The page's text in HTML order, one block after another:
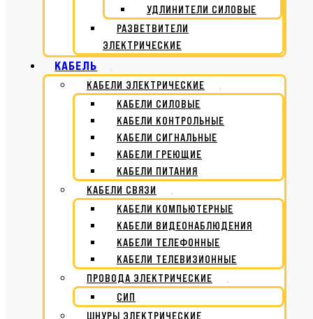
УДЛИНИТЕЛИ СИЛОВЫЕ
РАЗВЕТВИТЕЛИ
ЭЛЕКТРИЧЕСКИЕ
КАБЕЛЬ
КАБЕЛИ ЭЛЕКТРИЧЕСКИЕ
КАБЕЛИ СИЛОВЫЕ
КАБЕЛИ КОНТРОЛЬНЫЕ
КАБЕЛИ СИГНАЛЬНЫЕ
КАБЕЛИ ГРЕЮЩИЕ
КАБЕЛИ ПИТАНИЯ
КАБЕЛИ СВЯЗИ
КАБЕЛИ КОМПЬЮТЕРНЫЕ
КАБЕЛИ ВИДЕОНАБЛЮДЕНИЯ
КАБЕЛИ ТЕЛЕФОННЫЕ
КАБЕЛИ ТЕЛЕВИЗИОННЫЕ
ПРОВОДА ЭЛЕКТРИЧЕСКИЕ
СИП
ШНУРЫ ЭЛЕКТРИЧЕСКИЕ